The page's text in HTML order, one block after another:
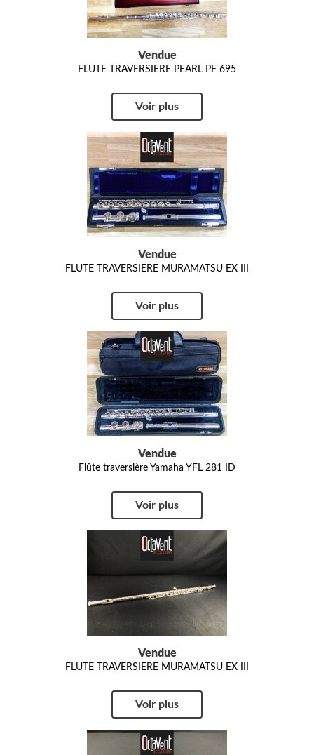
Vendue
FLUTE TRAVERSIERE PEARL PF 695
Voir plus
Vendue
FLUTE TRAVERSIERE MURAMATSU EX III
Voir plus
Vendue
Flûte traversière Yamaha YFL 281 ID
Voir plus
Vendue
FLUTE TRAVERSIERE MURAMATSU EX III
Voir plus